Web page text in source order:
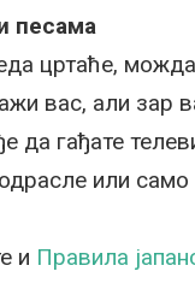
песама
цртаће,
вас, али зар
да гађате
одрасле или
и Правила